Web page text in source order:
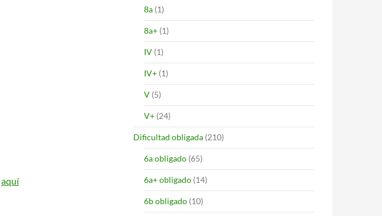
aquí
8a (1)
8a+ (1)
IV (1)
IV+ (1)
V (5)
V+ (24)
Dificultad obligada (210)
6a obligado (65)
6a+ obligado (14)
6b obligado (10)